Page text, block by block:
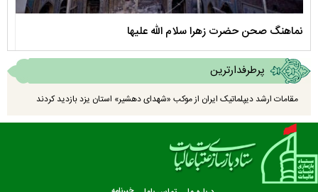
نماهنگ صحن حضرت زهرا سلام الله علیها
پرطرفدارترین
مقامات ارشد دیپلماتیک ایران از موکب «شهدای دهشیر» استان یزد بازدید کردند